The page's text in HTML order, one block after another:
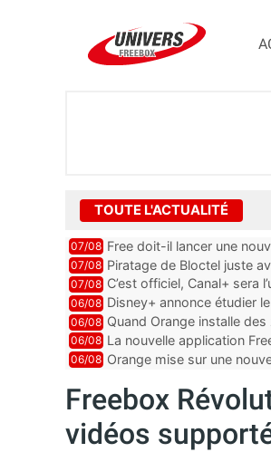
TOUTE L'ACTUALITÉ
07/08 Free doit-il lancer une
07/08 Piratage de Bloctel juste
auraient fuité
07/08 C’est officiel, Canal+ sera
Vision 2
06/08 Disney+ annonce étudier
06/08 Quand Orange installe
06/08 La nouvelle application
abonnés Freebox, testez la
06/08 Orange mise sur une
Freebox
vidéos